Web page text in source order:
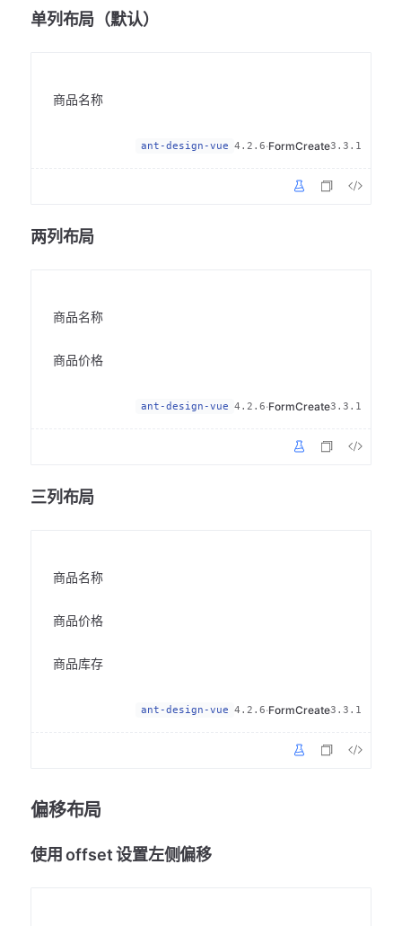
单列布局（默认）
ant-design-vue 4.2.6·FormCreate3.3.1
商品名称
两列布局
ant-design-vue 4.2.6·FormCreate3.3.1
商品名称
商品价格
三列布局
ant-design-vue 4.2.6·FormCreate3.3.1
商品名称
商品价格
商品库存
偏移布局
使用 offset 设置左侧偏移